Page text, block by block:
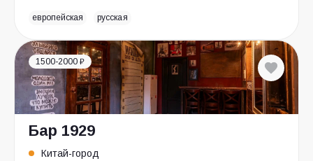
европейская русская
1500-2000 ₽
Бар 1929
Китай-город